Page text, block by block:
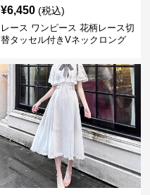
¥6,450 (税込)
レース ワンピース 花柄レース切
替タッセル付きVネックロング